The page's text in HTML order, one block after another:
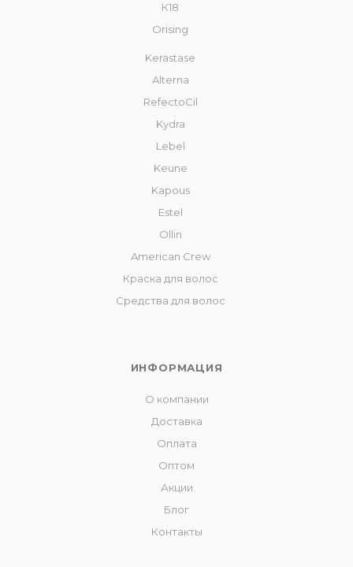
К18
Orising
Kerastase
Alterna
RefectoCil
Kydra
Lebel
Keune
Kapous
Estel
Ollin
American Crew
Краска для волос
Средства для волос
ИНФОРМАЦИЯ
О компании
Доставка
Оплата
Оптом
Акции
Блог
Контакты